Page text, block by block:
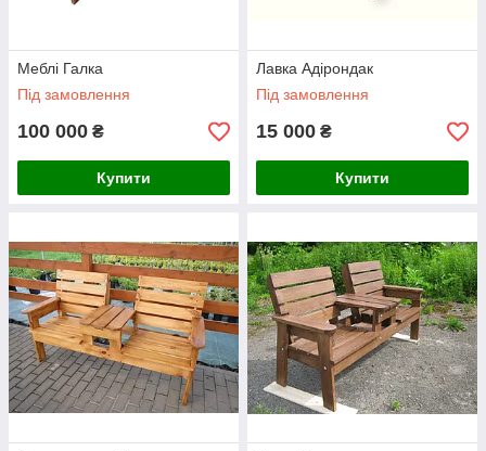
Меблі Галка
Під замовлення
100 000 ₴
Купити
Лавка Адірондак
Під замовлення
15 000 ₴
Купити